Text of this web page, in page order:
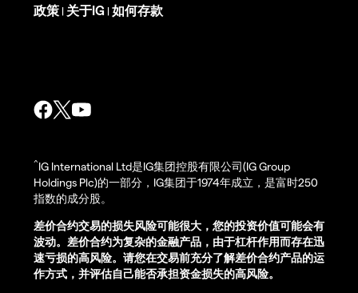
政策 | 关于IG | 如何存款
^IG International Ltd是IG集团控股有限公司(IG Group
Holdings Plc)的一部分，IG集团于1974年成立，是富时250
指数的成分股。
差价合约交易的损失风险可能很大，您的投资价值可能会有
波动。差价合约为复杂的金融产品，由于杠杆作用而存在迅
速亏损的高风险。请您在交易前充分了解差价合约产品的运
作方式，并评估自己能否承担资金损失的高风险。